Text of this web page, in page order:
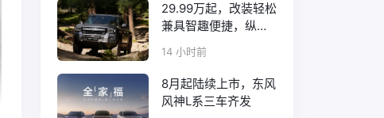
29.99万起，改装轻松
兼具智趣便捷，纵横
F700上市
14 小时前
8月起陆续上市，东风
风神L系三车齐发